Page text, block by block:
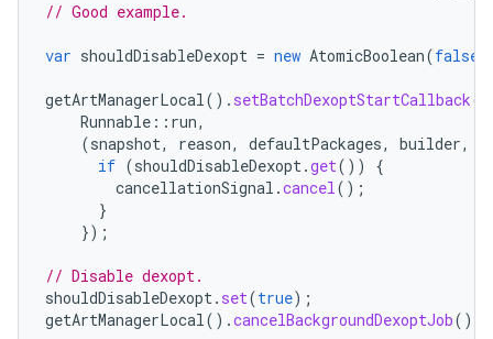
// Good example.
var shouldDisableDexopt = new AtomicBoolean(false
getArtManagerLocal(). setBatchDexoptStartCallback(
Runnable :: run,
(snapshot, reason, defaultPackages, builder,
if (shouldDisableDexopt.get())
{
cancellationSignal .cancel();
}
});
// Disable dexopt.
shouldDisableDexopt. set(true);
getArtManagerLocal().cancelBackgroundDexoptJob();